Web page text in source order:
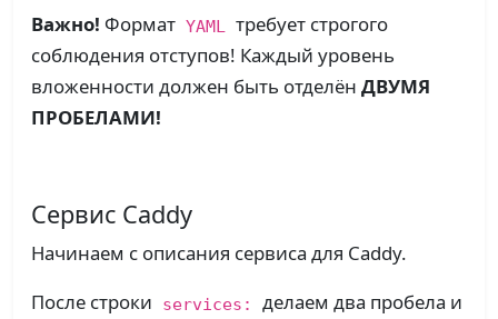
Важно! Формат YAML
требует строгого
соблюдения отступов! Каждый уровень
вложенности должен быть отделён ДВУМЯ
ПРОБЕЛАМИ!
Сервис Caddy
Начинаем с описания сервиса для Caddy.
После строки
services:
делаем два пробела и